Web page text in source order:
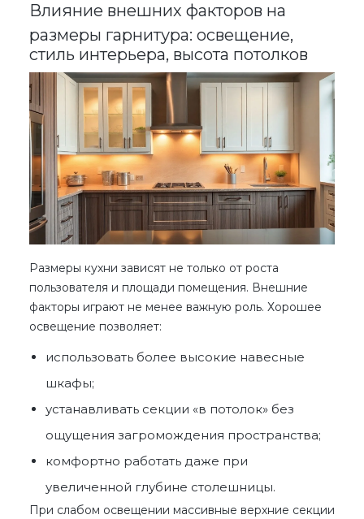
Влияние внешних факторов на
размеры гарнитура: освещение,
стиль интерьера, высота потолков
Размеры кухни зависят не только от роста
пользователя и площади помещения. Внешние
факторы играют не менее важную роль. Хорошее
освещение позволяет:
использовать более высокие навесные
шкафы;
устанавливать секции «в потолок» без
ощущения загромождения пространства;
комфортно работать даже при
увеличенной глубине столешницы.
При слабом освещении массивные верхние секции